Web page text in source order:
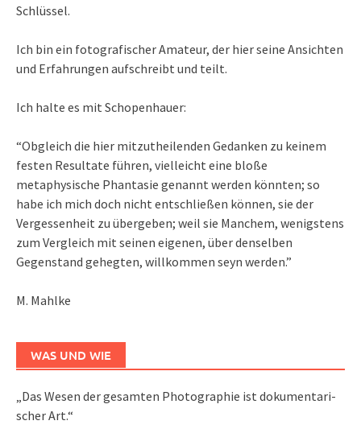
Schlüssel.
Ich bin ein fotografischer Amateur, der hier seine Ansichten
und Erfahrungen aufschreibt und teilt.
Ich halte es mit Schopenhauer:
“Obgleich die hier mitzutheilenden Gedanken zu keinem
festen Resultate führen, vielleicht eine bloße
metaphysische Phantasie genannt werden könnten; so
habe ich mich doch nicht entschließen können, sie der
Vergessenheit zu übergeben; weil sie Manchem, wenigstens
zum Vergleich mit seinen eigenen, über denselben
Gegenstand gehegten, willkommen seyn werden.”
M. Mahlke
WAS UND WIE
„Das We­sen der ge­sam­ten Pho­to­gra­phie ist do­ku­men­ta­ri­
scher Art.“